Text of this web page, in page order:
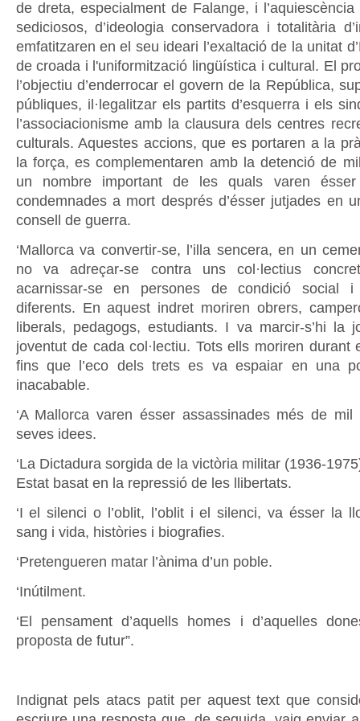
de dreta, especialment de Falange, i l’aquiescència
sediciosos, d’ideologia conservadora i totalitària
emfatitzaren en el seu ideari l’exaltació de la unitat
de croada i l'uniformització lingüística i cultural. El
l’objectiu d’enderrocar el govern de la República,
públiques, il·legalitzar els partits d’esquerra i els
l’associacionisme amb la clausura dels centres
culturals. Aquestes accions, que es portaren a la
la força, es complementaren amb la detenció de
un nombre important de les quals varen ésser
condemnades a mort després d’ésser jutjades en
consell de guerra.
‘Mallorca va convertir-se, l’illa sencera, en un
no va adreçar-se contra uns col·lectius
acarnissar-se en persones de condició social i
diferents. En aquest indret moriren obrers,
liberals, pedagogs, estudiants. I va marcir-s’hi la
joventut de cada col·lectiu. Tots ells moriren durant
fins que l’eco dels trets es va espaiar en una
inacabable.
‘A Mallorca varen ésser assassinades més de
seves idees.
‘La Dictadura sorgida de la victòria militar (1936-
Estat basat en la repressió de les llibertats.
‘I el silenci o l’oblit, l’oblit i el silenci, va ésser la
sang i vida, històries i biografies.
‘Pretengueren matar l’ànima d’un poble.
‘Inútilment.
‘El pensament d’aquells homes i d’aquelles
proposta de futur”.
Indignat pels atacs patit per aquest text que